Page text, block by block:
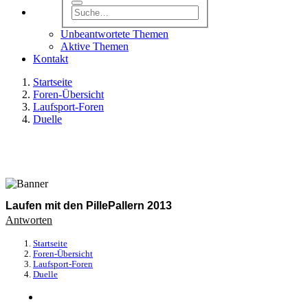
Unbeantwortete Themen
Aktive Themen
Kontakt
Startseite
Foren-Übersicht
Laufsport-Foren
Duelle
Laufen mit den PillePallern 2013
Antworten
Startseite
Foren-Übersicht
Laufsport-Foren
Duelle